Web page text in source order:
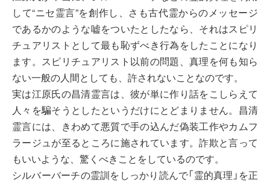
して“ニセ霊言”を創作し、さも古代霊からのメッセージ
であるかのような嘘をついたとしたなら、それはスピリ
チュアリストとして最も恥ずべき行為をしたことになり
ます。スピリチュアリスト以前の問題、真理を何も知ら
ない一般の人間としても、許されないことなのです。
実は江原氏の昌清霊言は、彼が単に作り話をこしらえて
人々を騙そうとしたというだけにとどまりません。昌清
霊言には、きわめて悪質で手の込んだ偽装工作やカムフ
ラージュが至るところに施されています。詐欺と言って
もいいような、驚くべきことをしているのです。
シルバーバーチの霊訓をしっかり読んで「霊的真理」を正